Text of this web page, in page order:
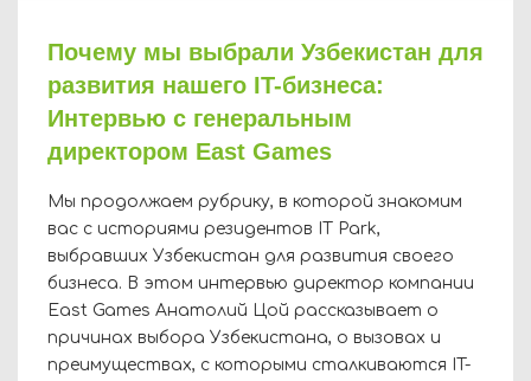
Почему мы выбрали Узбекистан для
развития нашего IT-бизнеса:
Интервью с генеральным
директором East Games
Мы продолжаем рубрику, в которой знакомим
вас с историями резидентов IT Park,
выбравших Узбекистан для развития своего
бизнеса. В этом интервью директор компании
East Games Анатолий Цой рассказывает о
причинах выбора Узбекистана, о вызовах и
преимуществах, с которыми сталкиваются IT-